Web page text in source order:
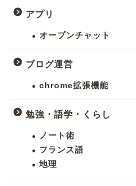
アプリ
オープンチャット
ブログ運営
chrome拡張機能
勉強・語学・くらし
ノート術
フランス語
地理